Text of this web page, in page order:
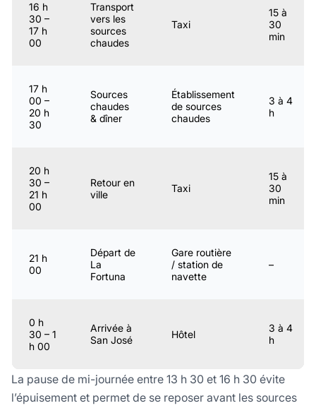
16 h
30 –
17 h
00
Transport
vers les
sources
chaudes
Taxi
15 à
30
min
17 h
00 –
20 h
30
Sources
chaudes
& dîner
Établissement
de sources
chaudes
3 à 4
h
20 h
30 –
21 h
00
Retour en
ville
Taxi
15 à
30
min
21 h
00
Départ de
La
Fortuna
Gare routière
/ station de
navette
–
0 h
30 – 1
h 00
Arrivée à
San José
Hôtel
3 à 4
h
La pause de mi-journée entre 13 h 30 et 16 h 30 évite
l’épuisement et permet de se reposer avant les sources